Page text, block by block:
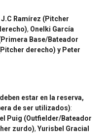
J.C Ramírez (Pitcher
, Onelki García
Base/Bateador
derecho) y Peter
estar en la reserva,
de ser utilizados):
Puig (Outfielder/Bateador
zurdo), Yurisbel Gracial